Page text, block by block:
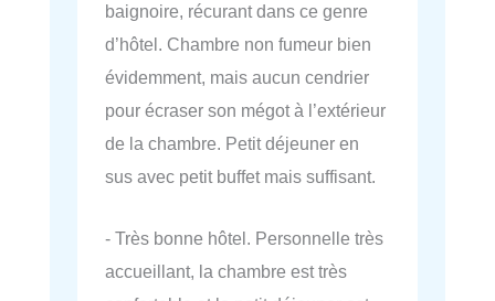
baignoire, récurant dans ce genre
d’hôtel. Chambre non fumeur bien
évidemment, mais aucun cendrier
pour écraser son mégot à l’extérieur
de la chambre. Petit déjeuner en
sus avec petit buffet mais suffisant.
- Très bonne hôtel. Personnelle très
accueillant, la chambre est très